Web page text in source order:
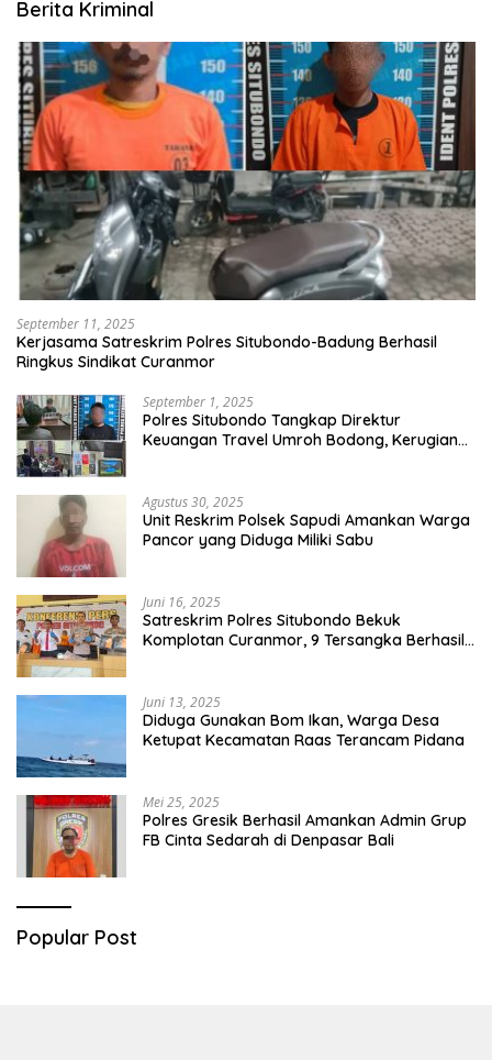
Berita Kriminal
September 11, 2025
Kerjasama Satreskrim Polres Situbondo-Badung Berhasil
Ringkus Sindikat Curanmor
September 1, 2025
Polres Situbondo Tangkap Direktur
Keuangan Travel Umroh Bodong, Kerugian
Agustus 30, 2025
Unit Reskrim Polsek Sapudi Amankan Warga
Pancor yang Diduga Miliki Sabu
Juni 16, 2025
Satreskrim Polres Situbondo Bekuk
Komplotan Curanmor, 9 Tersangka Berhasil
Juni 13, 2025
Diduga Gunakan Bom Ikan, Warga Desa
Ketupat Kecamatan Raas Terancam Pidana
Mei 25, 2025
Polres Gresik Berhasil Amankan Admin Grup
FB Cinta Sedarah di Denpasar Bali
Popular Post